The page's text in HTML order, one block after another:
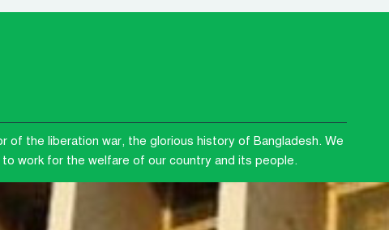
of the liberation war, the glorious history of Bangladesh. We
work for the welfare of our country and its people.